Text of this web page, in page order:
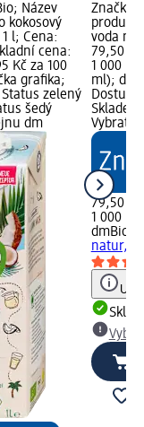
Název
kokosový
l; Cena:
cena:
Kč za 100
grafika;
zelený
šedý
dm
Značka:
voda
79,50
1 000 ml
ml); dm
Vybrat
79,50 Kč
1 000 ml
dmBio
natur, 1 l